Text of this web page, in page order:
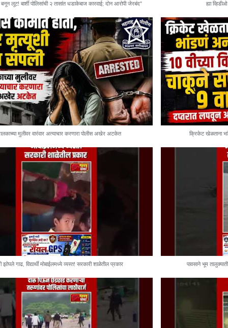
लूट! बार्शी पोलिसांची २ तासांत धडाकेबाज कारवाई; दोन आरोपी जेरबंद" ह्या
मुलीवर वारंवार अत्याचार करणारा पोलीस अखेर अटकेत क्रिकेट खेळताना
गाढ, विद्यार्थी मोबाईलमध्ये व्यस्त! सरकारी शाळेतील प्रकार पावसाने भूम